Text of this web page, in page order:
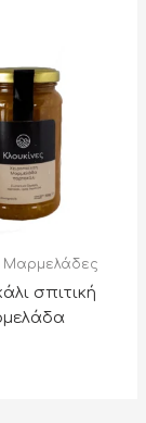
Μαρμελάδες
σπιτική